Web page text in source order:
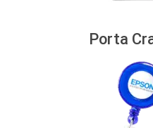
Porta